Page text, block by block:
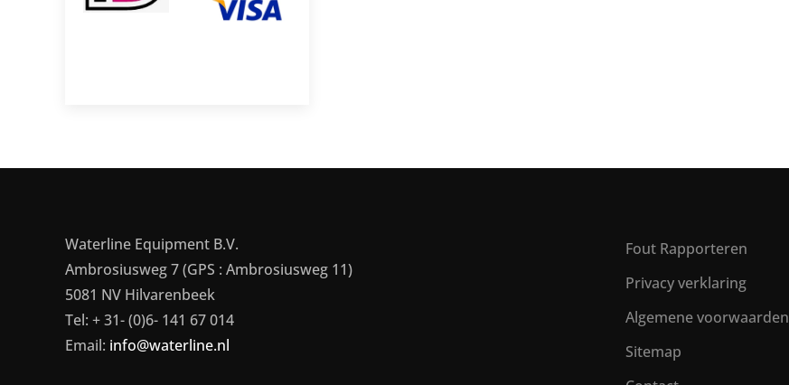
Waterline Equipment B.V.
Ambrosiusweg 7 (GPS : Ambrosiusweg 11)
5081 NV Hilvarenbeek
Tel: + 31- (0)6- 141 67 014
Email: info@waterline.nl
Fout Rapporteren
Privacy verklaring
Algemene voorwaarden
Sitemap